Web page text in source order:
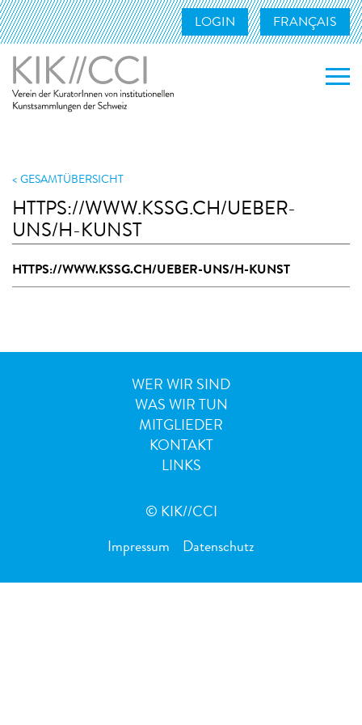
LOGIN FRANÇAIS
WAS WIR TUN
MITGLIEDER
MITGLIED WERDEN
GESAMTÜBERSICHT
HTTPS://WWW.KSSG.CH/UEBER-
UNS/H-KUNST
HTTPS://WWW.KSSG.CH/UEBER-UNS/H-KUNST
WER WIR SIND
WAS WIR TUN
MITGLIEDER
KONTAKT
LINKS
© KIK//CCI
Impressum Datenschutz